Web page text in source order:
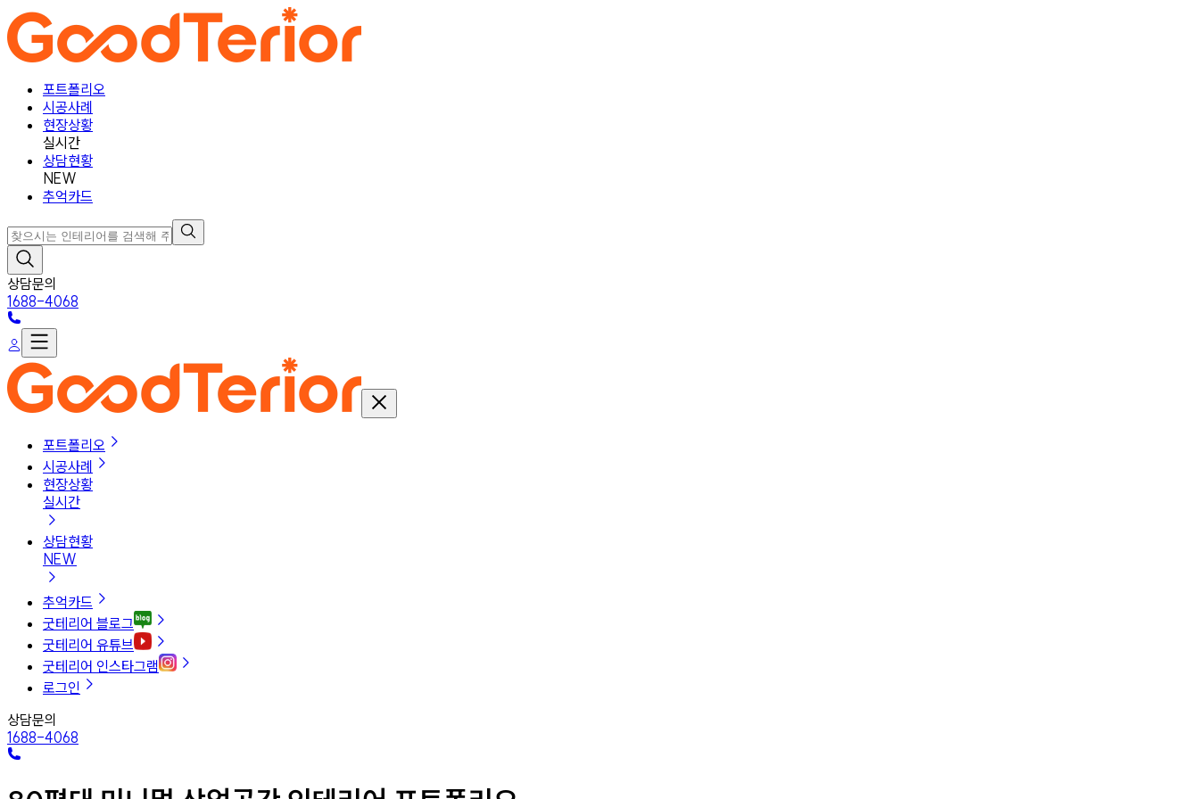
포트폴리오
시공사례
현장상황
실시간
상담현황
NEW
추억카드
상담문의
1688-4068
포트폴리오
시공사례
현장상황
실시간
상담현황
NEW
추억카드
굿테리어 블로그
굿테리어 유튜브
굿테리어 인스타그램
로그인
상담문의
1688-4068